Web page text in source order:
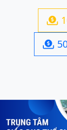

